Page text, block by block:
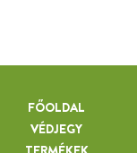
FŐOLDAL
VÉDJEGY